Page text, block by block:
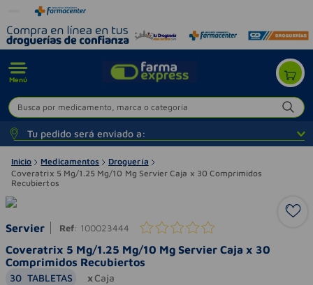
Menú
Busca por medicamento, marca o categoría
Tu pedido será enviado a:
Inicio Medicamentos
Droguería
Coveratrix 5 Mg/1.25 Mg/10 Mg Servier Caja x 30 Comprimidos
Recubiertos
Servier Ref: 100023444
Coveratrix 5 Mg/1.25 Mg/10 Mg Servier Caja x 30
Comprimidos Recubiertos
30 TABLETAS Caja